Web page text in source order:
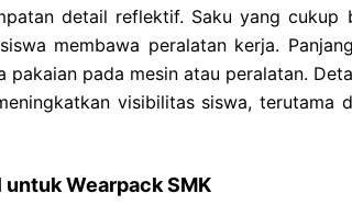
detail reflektif. Saku yang cukup
membawa peralatan kerja.
pakaian pada mesin atau peralatan.
visibilitas siswa, terutama
untuk Wearpack SMK